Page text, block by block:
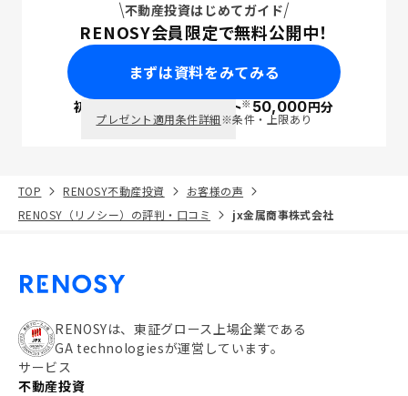
不動産投資はじめてガイド
RENOSY会員限定で無料公開中！
まずは資料をみてみる
初回面談で ポイント※50,000円分
プレゼント適用条件詳細※条件・上限あり
TOP RENOSY不動産投資
お客様の声
RENOSY（リノシー）の評判・口コミ
jx金属商事株式会社
RENOSYは、東証グロース上場企業である
GA technologiesが運営しています。
サービス
不動産投資